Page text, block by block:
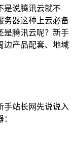
是说腾讯云就不
务器这种上云必备
是腾讯云呢？新手
边产品配套、地域
手站长网先说说入